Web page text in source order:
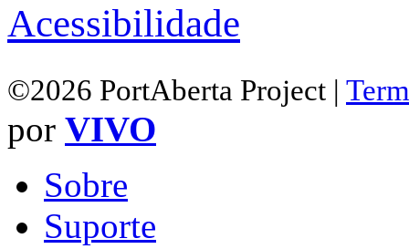
Acessibilidade
©2026 PortAberta Project |
por VIVO
Sobre
Suporte